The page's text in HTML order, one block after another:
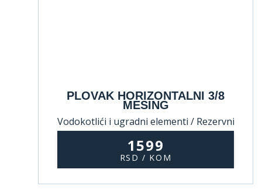
PLOVAK HORIZONTALNI 3/8
MESING
Vodokotlići i ugradni elementi / Rezervni
1599
RSD / KOM